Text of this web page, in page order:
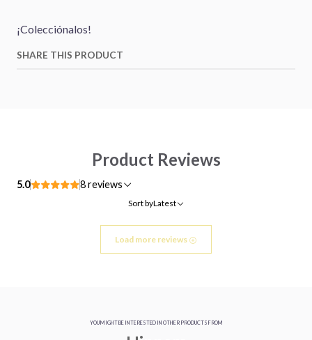
¡Colecciónalos!
SHARE THIS PRODUCT
Product Reviews
5.0 8 reviews
Sort byLatest
Load more reviews
YOU MIGHT BE INTERESTED IN OTHER PRODUCTS FROM